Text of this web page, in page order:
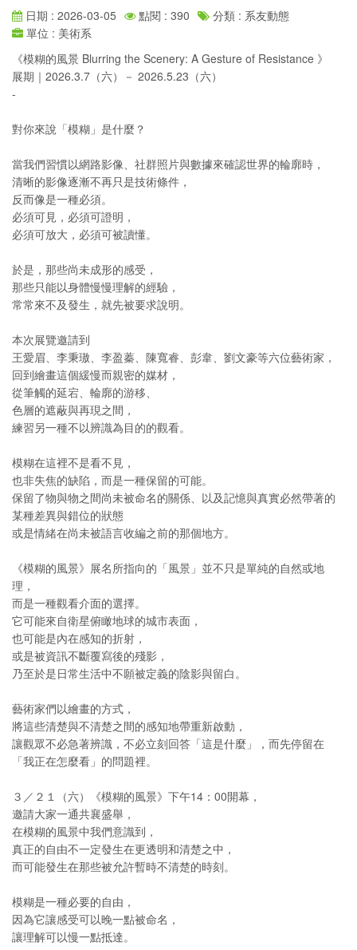
日期 : 2026-03-05 點閱 : 390
分類 : 系友動態
單位 : 美術系
《模糊的風景 Blurring the Scenery: A Gesture of Resistance 》
展期｜2026.3.7（六）－ 2026.5.23（六）
-
對你來說「模糊」是什麼？
當我們習慣以網路影像、社群照片與數據來確認世界的輪廓時，
清晰的影像逐漸不再只是技術條件，
反而像是一種必須。
必須可見，必須可證明，
必須可放大，必須可被讀懂。
於是，那些尚未成形的感受，
那些只能以身體慢慢理解的經驗，
常常來不及發生，就先被要求說明。
本次展覽邀請到
王愛眉、李秉璈、李盈蓁、陳寬睿、彭韋、劉文豪等六位藝術家，
回到繪畫這個緩慢而親密的媒材，
從筆觸的延宕、輪廓的游移、
色層的遮蔽與再現之間，
練習另一種不以辨識為目的的觀看。
模糊在這裡不是看不見，
也非失焦的缺陷，而是一種保留的可能。
保留了物與物之間尚未被命名的關係、以及記憶與真實必然帶著的
某種差異與錯位的狀態
或是情緒在尚未被語言收編之前的那個地方。
《模糊的風景》展名所指向的「風景」並不只是單純的自然或地
理，
而是一種觀看介面的選擇。
它可能來自衛星俯瞰地球的城市表面，
也可能是內在感知的折射，
或是被資訊不斷覆寫後的殘影，
乃至於是日常生活中不願被定義的陰影與留白。
藝術家們以繪畫的方式，
將這些清楚與不清楚之間的感知地帶重新啟動，
讓觀眾不必急著辨識，不必立刻回答「這是什麼」，而先停留在
「我正在怎麼看」的問題裡。
３／２１（六）《模糊的風景》下午14：00開幕，
邀請大家一通共襄盛舉，
在模糊的風景中我們意識到，
真正的自由不一定發生在更透明和清楚之中，
而可能發生在那些被允許暫時不清楚的時刻。
模糊是一種必要的自由，
因為它讓感受可以晚一點被命名，
讓理解可以慢一點抵達。